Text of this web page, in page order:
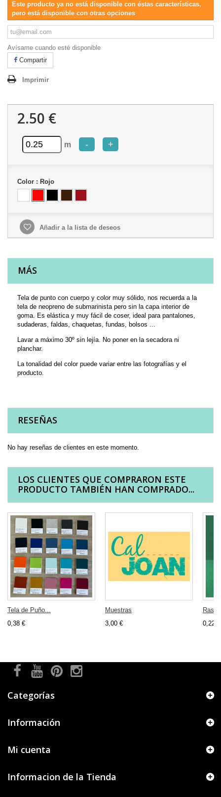
Este producto ya no está disponible con éstas características,
pero está disponible con otras opciones
Avísame cuando esté disponible
Compartir
Imprimir
2.50 €
m - +
Color : Rojo
Añadir a la lista de deseos
MÁS
Tela de punto con cuerpo y color muy sólido, nos recuerda a la
tela de neopreno de submarinista pero sin la capa interior de
goma. Es elástica y muy fácil de coser, ideal para pantalones,
sudaderas, faldas, chaquetas, fundas, bolsos ...
Lavar a máximo 30º sin lejía. No poner en la secadora ni
planchar.
La tonalidad del color puede variar entre las fotografías y el
producto.
RESEÑAS
No hay reseñas de clientes en este momento.
LOS CLIENTES QUE COMPRARON ESTE
PRODUCTO TAMBIÉN HAN COMPRADO...
Tela de Puño...
0,38 €
Muestras
3,00 €
Raso
0,22 €
Categorías
Información
Mi cuenta
Informacion de la Tienda